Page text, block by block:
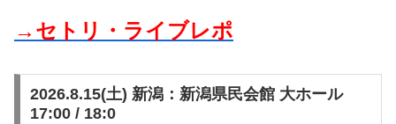
→セトリ・ライブレポ
2026.8.15(土) 新潟：新潟県民会館 大ホール
17:00 / 18:0